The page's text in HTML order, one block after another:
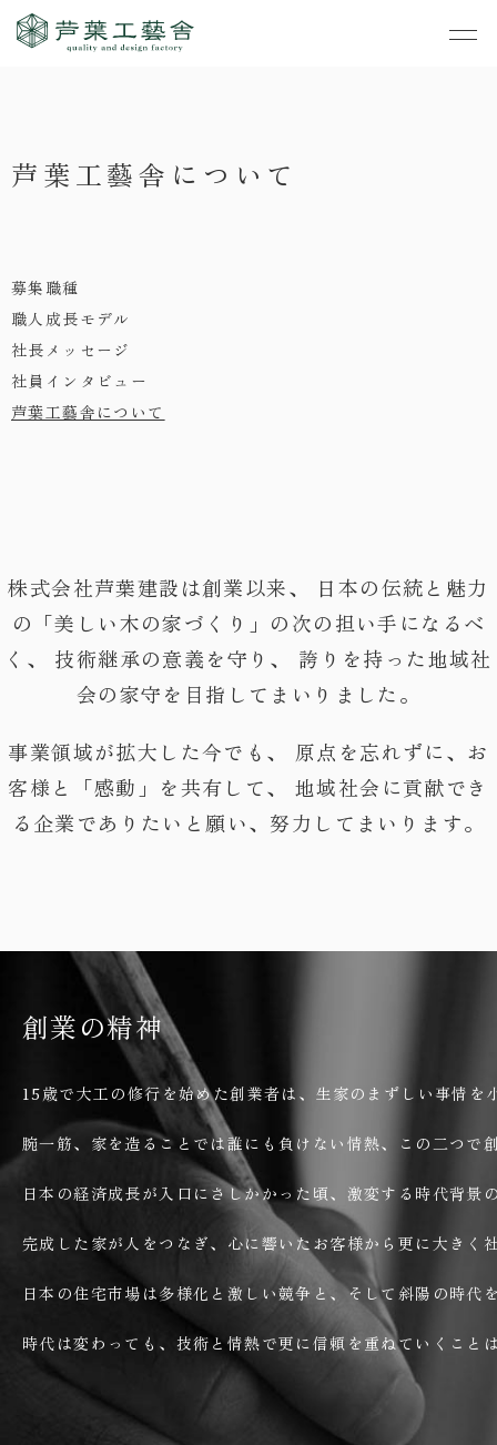
芦葉工藝舎について
募集職種
職人成長モデル
社長メッセージ
社員インタビュー
芦葉工藝舎について
株式会社芦葉建設は創業以来、
日本の伝統と魅力
の「美しい木の家づくり」の次の担い手になるべ
く、
技術継承の意義を守り、
誇りを持った地域社
会の家守を目指してまいりました。
事業領域が拡大した今でも、
原点を忘れずに、お
客様と「感動」を共有して、
地域社会に貢献でき
る企業でありたいと願い、努力してまいります。
創業の精神
15歳で大工の修行を始めた創業者は、生家のまずしい事情を
腕一筋、家を造ることでは誰にも負けない情熱、この二つで
日本の経済成長が入口にさしかかった頃、激変する時代背景
完成した家が人をつなぎ、心に響いたお客様から更に大きく
日本の住宅市場は多様化と激しい競争と、そして斜陽の時代
時代は変わっても、技術と情熱で更に信頼を重ねていくこと
- すべて
- リノベーション
事業案内
- 店舗・オフィス
- リノベーション
- コンセプトハウス事
- すべて
- コンセプトハウス5
・お知らせ